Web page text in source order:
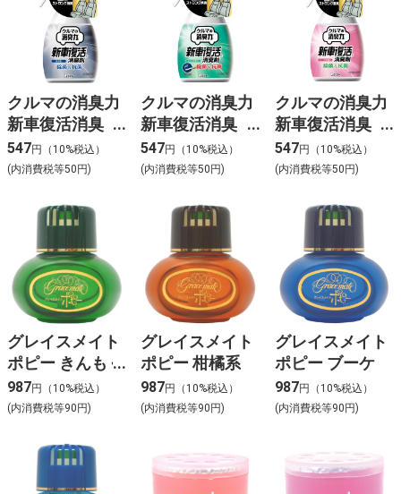
クルマの消臭力
新車復活消臭
剤 無香性ー
547円（10%税込）
(内消費税等50円)
クルマの消臭力
新車復活消臭
剤 ミントー
547円（10%税込）
(内消費税等50円)
クルマの消臭力
新車復活消臭
剤 ソープー
547円（10%税込）
(内消費税等50円)
グレイスメイト
ポピー きんもく
せい
987円（10%税込）
(内消費税等90円)
グレイスメイト
ポピー 柑橘系
987円（10%税込）
(内消費税等90円)
グレイスメイト
ポピー ブーケ
987円（10%税込）
(内消費税等90円)